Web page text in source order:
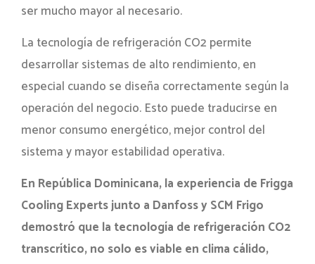
ser mucho mayor al necesario.
La tecnología de refrigeración CO2 permite
desarrollar sistemas de alto rendimiento, en
especial cuando se diseña correctamente según la
operación del negocio. Esto puede traducirse en
menor consumo energético, mejor control del
sistema y mayor estabilidad operativa.
En República Dominicana, la experiencia de Frigga
Cooling Experts junto a Danfoss y SCM Frigo
demostró que la tecnología de refrigeración CO2
transcrítico, no solo es viable en clima cálido,